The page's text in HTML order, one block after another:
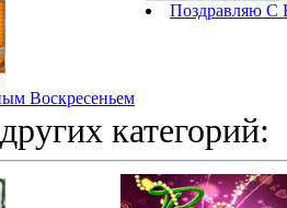
Воскресеньем
Поздравляю С
категорий: